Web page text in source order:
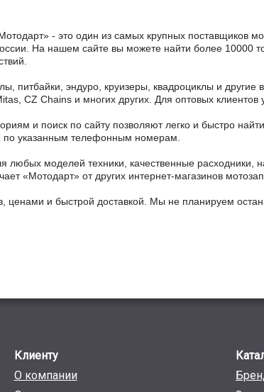
- это один из самых крупных поставщиков
На нашем сайте вы можете найти более 10000
питбайки, эндуро, круизеры, квадроциклы и
CZ Chains и многих других. Для оптовых клиентов
и поиск по сайту позволяют легко и быстро
по указанным телефонным номерам.
любых моделей техники, качественные
«Мотодарт» от других интернет-магазинов
ценами и быстрой доставкой. Мы не планируем
Клиенту
О компании